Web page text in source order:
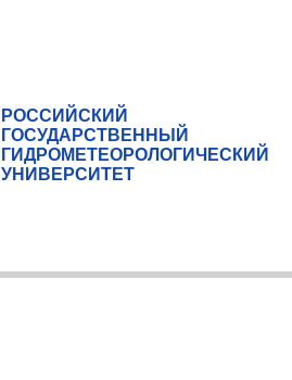
РОССИЙСКИЙ
ГОСУДАРСТВЕННЫЙ
ГИДРОМЕТЕОРОЛОГИЧЕСКИЙ
УНИВЕРСИТЕТ